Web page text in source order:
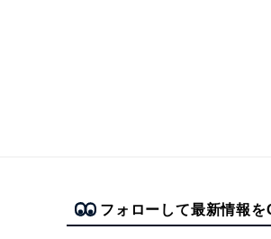
フォローして最新情報を